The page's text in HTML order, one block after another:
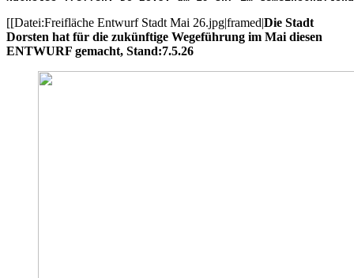
[[Datei:Freifläche Entwurf Stadt Mai 26.jpg|framed|Die Stadt
Dorsten hat für die zukünftige Wegeführung im Mai diesen
ENTWURF gemacht, Stand:7.5.26